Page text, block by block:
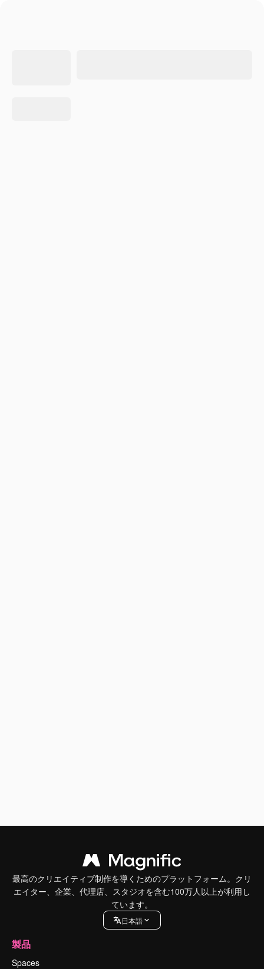
最高のクリエイティブ制作を導くためのプラットフォーム。クリ
エイター、企業、代理店、スタジオを含む100万人以上が利用し
ています。
日本語
製品
Spaces